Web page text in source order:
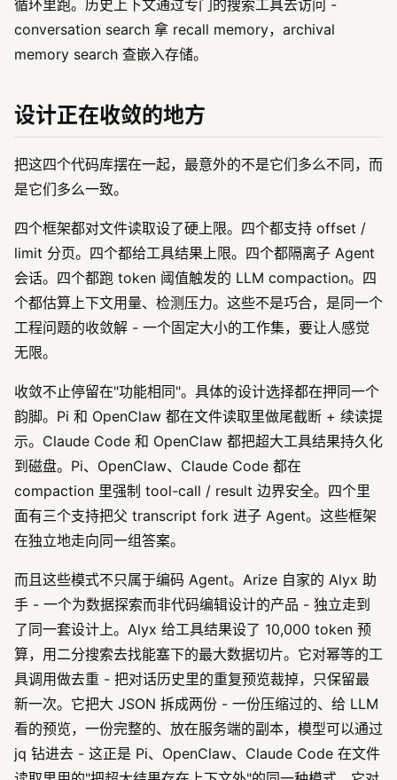
循环里跑。历史上下文通过专门的搜索工具去访问 -
conversation search 拿 recall memory，archival
memory search 查嵌入存储。
设计正在收敛的地方
把这四个代码库摆在一起，最意外的不是它们多么不同，而
是它们多么一致。
四个框架都对文件读取设了硬上限。四个都支持 offset /
limit 分页。四个都给工具结果上限。四个都隔离子 Agent
会话。四个都跑 token 阈值触发的 LLM compaction。四
个都估算上下文用量、检测压力。这些不是巧合，是同一个
工程问题的收敛解 - 一个固定大小的工作集，要让人感觉
无限。
收敛不止停留在"功能相同"。具体的设计选择都在押同一个
韵脚。Pi 和 OpenClaw 都在文件读取里做尾截断 + 续读提
示。Claude Code 和 OpenClaw 都把超大工具结果持久化
到磁盘。Pi、OpenClaw、Claude Code 都在
compaction 里强制 tool-call / result 边界安全。四个里
面有三个支持把父 transcript fork 进子 Agent。这些框架
在独立地走向同一组答案。
而且这些模式不只属于编码 Agent。Arize 自家的 Alyx 助
手 - 一个为数据探索而非代码编辑设计的产品 - 独立走到
了同一套设计上。Alyx 给工具结果设了 10,000 token 预
算，用二分搜索去找能塞下的最大数据切片。它对幂等的工
具调用做去重 - 把对话历史里的重复预览裁掉，只保留最
新一次。它把大 JSON 拆成两份 - 一份压缩过的、给 LLM
看的预览，一份完整的、放在服务端的副本，模型可以通过
jq 钻进去 - 这正是 Pi、OpenClaw、Claude Code 在文件